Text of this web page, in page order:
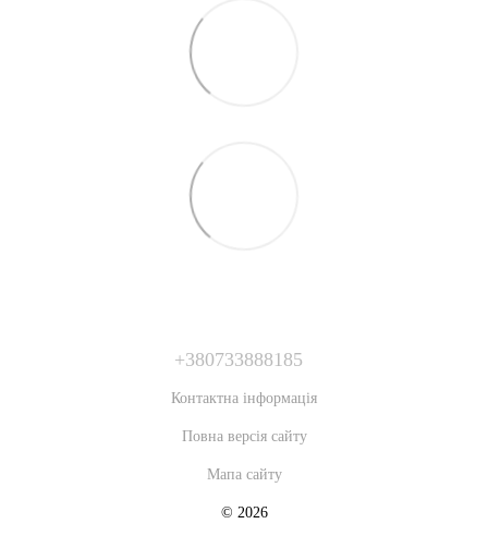
+380733888185
Контактна інформація
Повна версія сайту
Мапа сайту
© 2026